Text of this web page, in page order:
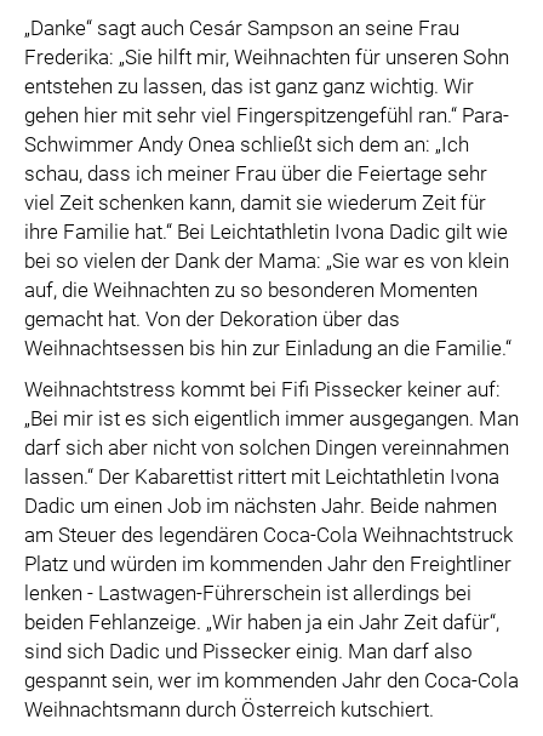
„Danke“ sagt auch Cesár Sampson an seine Frau
Frederika: „Sie hilft mir, Weihnachten für unseren Sohn
entstehen zu lassen, das ist ganz ganz wichtig. Wir
gehen hier mit sehr viel Fingerspitzengefühl ran.“ Para-
Schwimmer Andy Onea schließt sich dem an: „Ich
schau, dass ich meiner Frau über die Feiertage sehr
viel Zeit schenken kann, damit sie wiederum Zeit für
ihre Familie hat.“ Bei Leichtathletin Ivona Dadic gilt wie
bei so vielen der Dank der Mama: „Sie war es von klein
auf, die Weihnachten zu so besonderen Momenten
gemacht hat. Von der Dekoration über das
Weihnachtsessen bis hin zur Einladung an die Familie.“
Weihnachtstress kommt bei Fifi Pissecker keiner auf:
„Bei mir ist es sich eigentlich immer ausgegangen. Man
darf sich aber nicht von solchen Dingen vereinnahmen
lassen.“ Der Kabarettist rittert mit Leichtathletin Ivona
Dadic um einen Job im nächsten Jahr. Beide nahmen
am Steuer des legendären Coca-Cola Weihnachtstruck
Platz und würden im kommenden Jahr den Freightliner
lenken - Lastwagen-Führerschein ist allerdings bei
beiden Fehlanzeige. „Wir haben ja ein Jahr Zeit dafür“,
sind sich Dadic und Pissecker einig. Man darf also
gespannt sein, wer im kommenden Jahr den Coca-Cola
Weihnachtsmann durch Österreich kutschiert.